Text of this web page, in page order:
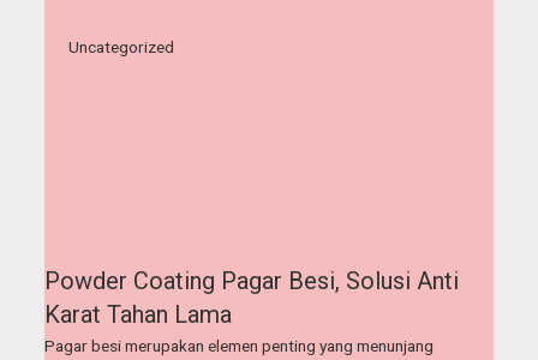
Uncategorized
Powder Coating Pagar Besi, Solusi Anti
Karat Tahan Lama
Pagar besi merupakan elemen penting yang menunjang